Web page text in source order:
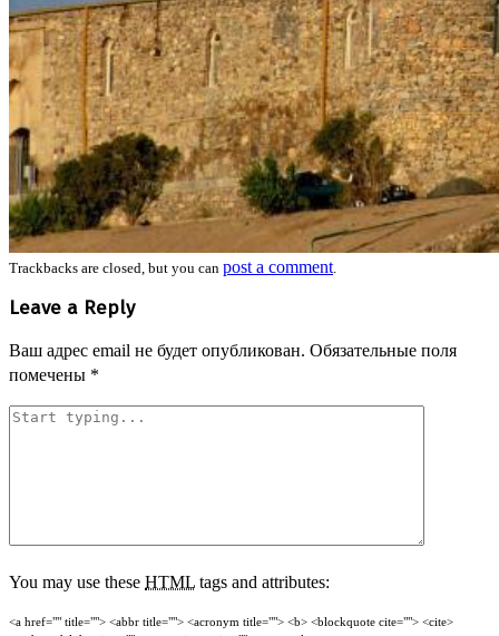
Trackbacks are closed, but you can post a comment.
Leave a Reply
Ваш адрес email не будет опубликован. Обязательные поля
помечены *
You may use these HTML tags and attributes:
<a href="" title=""> <abbr title=""> <acronym title=""> <b> <blockquote cite=""> <cite>